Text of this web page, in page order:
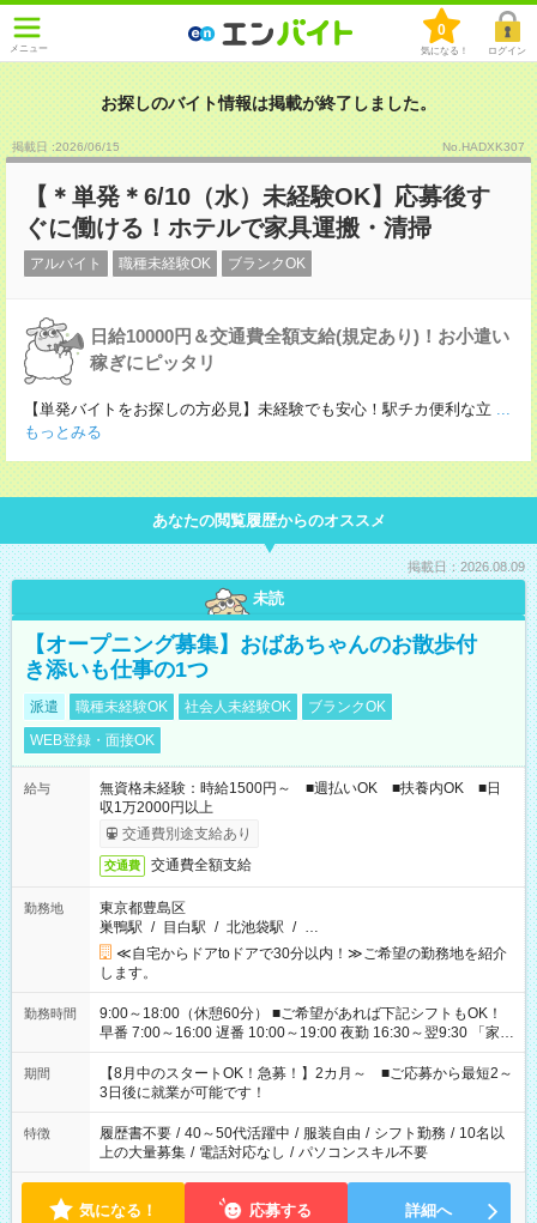
メニュー
0
気になる！ ログイン
お探しのバイト情報は掲載が終了しました。
掲載日 :2026/06/15 No.HADXK307
【＊単発＊6/10（水）未経験OK】応募後す
ぐに働ける！ホテルで家具運搬・清掃
アルバイト 職種未経験OK ブランクOK
日給10000円＆交通費全額支給(規定あり)！お小遣い
稼ぎにピッタリ
【単発バイトをお探しの方必見】未経験でも安心！駅チカ便利な立 ...
もっとみる
あなたの閲覧履歴からのオススメ
掲載日：2026.08.09
未読
【オープニング募集】おばあちゃんのお散歩付
き添いも仕事の1つ
派遣 職種未経験OK 社会人未経験OK
ブランクOK
WEB登録・面接OK
給与
無資格未経験：時給1500円～ ■週払いOK ■扶養内OK ■日
収1万2000円以上
交通費別途支給あり
交通費 交通費全額支給
勤務地
東京都豊島区
巣鴨駅 / 目白駅 / 北池袋駅 / …
≪自宅からドアtoドアで30分以内！≫ご希望の勤務地を紹介
します。
勤務時間
9:00～18:00（休憩60分） ■ご希望があれば下記シフトもOK！
早番 7:00～16:00 遅番 10:00～19:00 夜勤 16:30～翌9:30 「家族
と休みを合わせたい」 「余裕を持って夕飯の準備がしたい」
「できれば残業はしたくない」 など、ご希望を教えてください
ね。 ※Wワーク希望の方へ 今ご覧のお仕事で希望する勤務時間
と、もう1つのお仕事の勤務時間。 合計で週40時間を超える場
合は応募できません。
期間
【8月中のスタートOK！急募！】2カ月～ ■ご応募から最短2～
3日後に就業が可能です！
特徴 履歴書不要 / 40～50代活躍中 / 服装自由 / シフト勤務 / 10名以
上の大量募集 / 電話対応なし / パソコンスキル不要
気になる！ 応募する 詳細へ